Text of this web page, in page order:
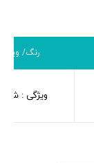
رنگ/ ویژگی
ویژگی :